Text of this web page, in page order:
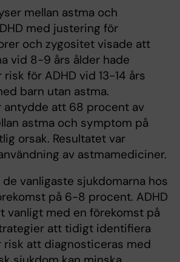
mellan astma och
med justering för
och zygositet visade att
vid 8-9 års ålder hade
för ADHD vid 13-14 års
barn utan astma.
antydde att 68 procent av
astma och symptom på
orsak. Resultatet var
av astmamediciner.
vanligaste sjukdomarna hos
på 6-8 procent. ADHD
vanligt med en förekomst på
att tidigt identifiera
risk att diagnosticeras med